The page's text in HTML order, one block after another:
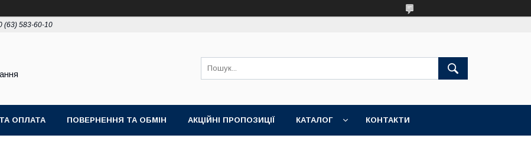
(63) 583-60-10
ОПЛАТА ПОВЕРНЕННЯ ТА ОБМІН АКЦІЙНІ ПРОПОЗИЦІЇ КАТАЛОГ КОНТАКТИ